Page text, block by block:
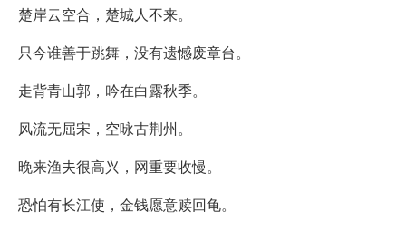
楚岸云空合，楚城人不来。
只今谁善于跳舞，没有遗憾废章台。
走背青山郭，吟在白露秋季。
风流无屈宋，空咏古荆州。
晚来渔夫很高兴，网重要收慢。
恐怕有长江使，金钱愿意赎回龟。